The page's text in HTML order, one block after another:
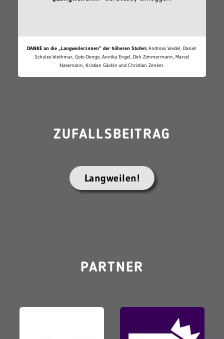
DANKE an die „Langweiler:innen“ der höheren Stufen: Andreas Wedel, Daniel
Schulze-Wethmar, Goto Dengo, Annika Engel, Dirk Zimmermann, Marcel
Nasemann, Kristian Gäckle und Christian Zenker.
ZUFALLSBEITRAG
Langweilen!
PARTNER